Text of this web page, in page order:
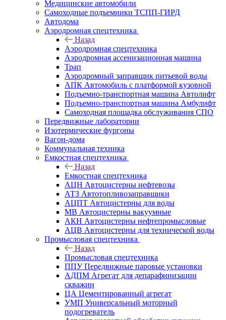
Медицинские автомобили
Самоходные подъемники ТСПП-ГИРД
Автодома
Аэродромная спецтехника
Назад
Аэродромная спецтехника
Аэродромная ассенизационная машина
Трап
Аэродромный заправщик питьевой воды
АПК Автомобиль с платформой кузовной
Подъемно-транспортная машина Автолифт
Подъемно-транспортная машина Амбулифт
Самоходная площадка обслуживания СПО
Передвижные лаборатории
Изотермические фургоны
Вагон-дома
Коммунальная техника
Емкостная спецтехника
Назад
Емкостная спецтехника
АЦН Автоцистерны нефтевозы
АТЗ Автотопливозаправщики
АЦПТ Автоцистерны для воды
МВ Автоцистерны вакуумные
АКН Автоцистерны нефтепромысловые
АЦВ Автоцистерны для технической воды
Промысловая спецтехника
Назад
Промысловая спецтехника
ППУ Передвижные паровые установки
АДПМ Агрегат для депарафинизации
скважин
ЦА Цементированный агрегат
УМП Универсальный моторный
подогреватель